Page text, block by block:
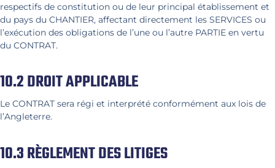
respectifs de constitution ou de leur principal établissement et
du pays du CHANTIER, affectant directement les SERVICES ou
l’exécution des obligations de l’une ou l’autre PARTIE en vertu
du CONTRAT.
10.2 DROIT APPLICABLE
Le CONTRAT sera régi et interprété conformément aux lois de
l’Angleterre.
10.3 RÈGLEMENT DES LITIGES